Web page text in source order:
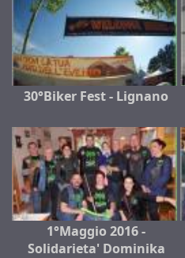
30°Biker Fest - Lignano
1°Maggio 2016 -
Solidarieta' Dominika